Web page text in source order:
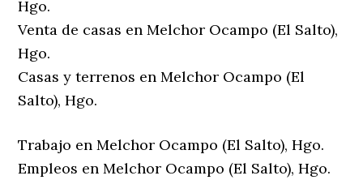
Hgo.
Venta de casas en Melchor Ocampo (El Salto),
Hgo.
Casas y terrenos en Melchor Ocampo (El
Salto), Hgo.
Trabajo en Melchor Ocampo (El Salto), Hgo.
Empleos en Melchor Ocampo (El Salto), Hgo.